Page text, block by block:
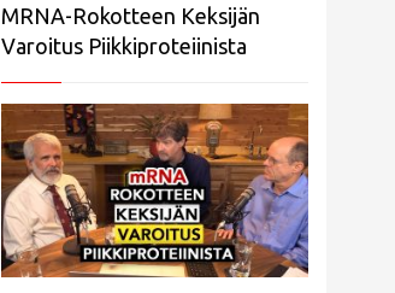
MRNA-Rokotteen Keksijän
Varoitus Piikkiproteiinista